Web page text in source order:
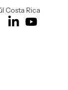
Costa Rica